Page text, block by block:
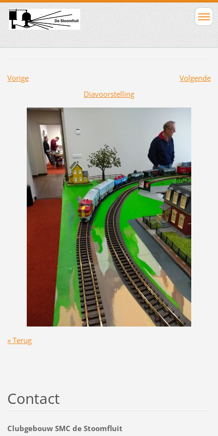
Vorige
Volgende
Diavoorstelling
« Terug
Contact
Clubgebouw SMC de Stoomfluit